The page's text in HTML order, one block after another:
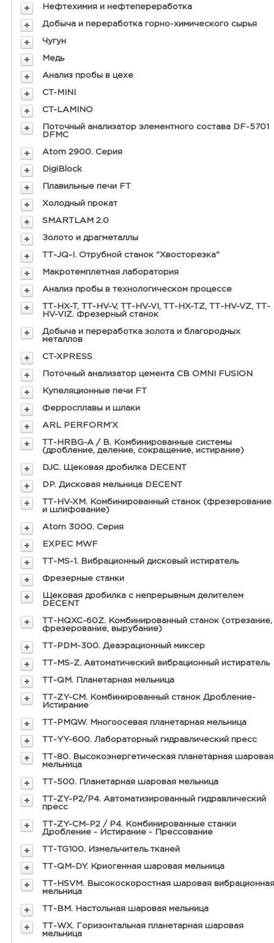
Нефтехимия и нефтепереработка
Добыча и переработка горно-химического сырья
Чугун
Медь
Анализ пробы в цехе
CT-MINI
CT-LAMINO
Поточный анализатор элементного состава DF-5701
DFMC
Atom 2900. Серия
DigiBlock
Плавильные печи FT
Холодный прокат
SMARTLAM 2.0
Золото и драгметаллы
ТТ-JQ-I. Отрубной станок "Хвосторезка"
Макротемплетная лаборатория
Анализ пробы в технологическом процессе
ТТ-HX-T, ТТ-HV-V, ТТ-HV-VI, ТТ-HX-TZ, ТТ-HV-VZ, ТТ-
HV-VIZ. Фрезерный станок
Добыча и переработка золота и благородных
металлов
CT-XPRESS
Поточный анализатор цемента CB OMNI FUSION
Купеляционные печи FT
Ферросплавы и шлаки
ARL PERFORM’X
ТТ-HRBG-A / В. Комбинированные системы
(дробление, деление, сокращение, истирание)
DJC. Щековая дробилка DECENT
DP. Дисковая мельница DECENT
ТТ-HV-XM. Комбинированный станок (фрезерование
и шлифование)
Atom 3000. Серия
EXPEC MWF
ТТ-MS-1. Вибрационный дисковый истиратель
Фрезерные станки
Щековая дробилка с непрерывным делителем
DECENT
ТТ-HQXC-60Z. Комбинированный станок (отрезание,
фрезерование, вырубание)
ТТ-PDM-300. Деаэрационный миксер
ТТ-MS-Z. Автоматический вибрационный истиратель
ТТ-QM. Планетарная мельница
ТТ-ZY-CM. Комбинированный станок Дробление-
Истирание
ТТ-PMQW. Многоосевая планетарная мельница
ТТ-YY-600. Лабораторный гидравлический пресс
ТТ-80. Высокоэнергетическая планетарная шаровая
мельница
ТТ-500. Планетарная шаровая мельница
ТТ-ZY-P2/P4. Автоматизированный гидравлический
пресс
ТТ-ZY-CM-P2 / Р4. Комбинированные станки
Дробление - Истирание - Прессование
ТТ-TG100. Измельчитель тканей
ТТ-QM-DY. Криогенная шаровая мельница
ТТ-HSVM. Высокоскоростная шаровая вибрационная
мельница
ТТ-BM. Настольная шаровая мельница
ТТ-WX. Горизонтальная планетарная шаровая
мельница